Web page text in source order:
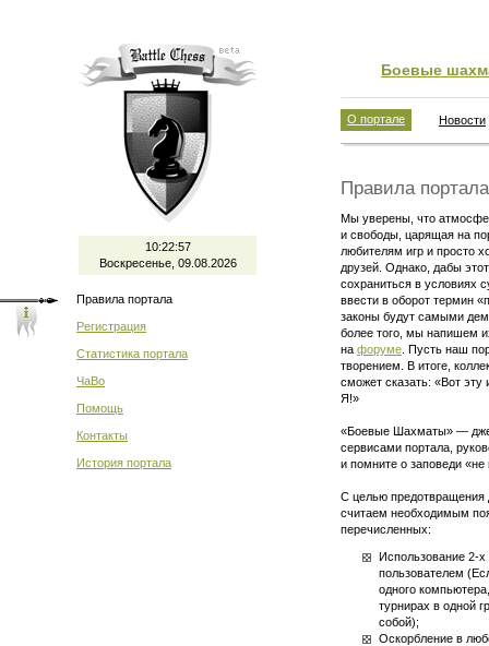
10:22:58
Воскресенье, 09.08.2026
Правила портала
Регистрация
Статистика портала
ЧаВо
Помощь
Контакты
История портала
Боевые
О портале Новости
Правила
Мы уверены, что
и свободы, царящая на
любителям игр и просто
друзей. Однако, дабы
сохраниться в условиях
ввести в оборот термин
законы будут самыми
более того, мы напишем
на форуме . Пусть наш
творением. В итоге,
сможет сказать: «Вот
Я!»
«Боевые Шахматы» —
сервисами портала,
и помните о заповеди «не
С целью предотвращения
считаем необходимым
перечисленных:
Использование 2-х
пользователем
одного
турнирах в одной
собой);
Оскорбление в